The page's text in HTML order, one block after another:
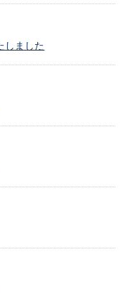
しました